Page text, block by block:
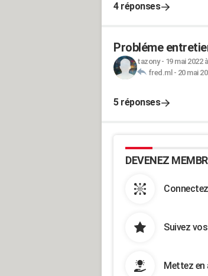
4 réponses
Probléme
tazony- 19 mai 2022
fred.ml - 20 mai
5 réponses
DEVENEZ
Suivez
Mettez en